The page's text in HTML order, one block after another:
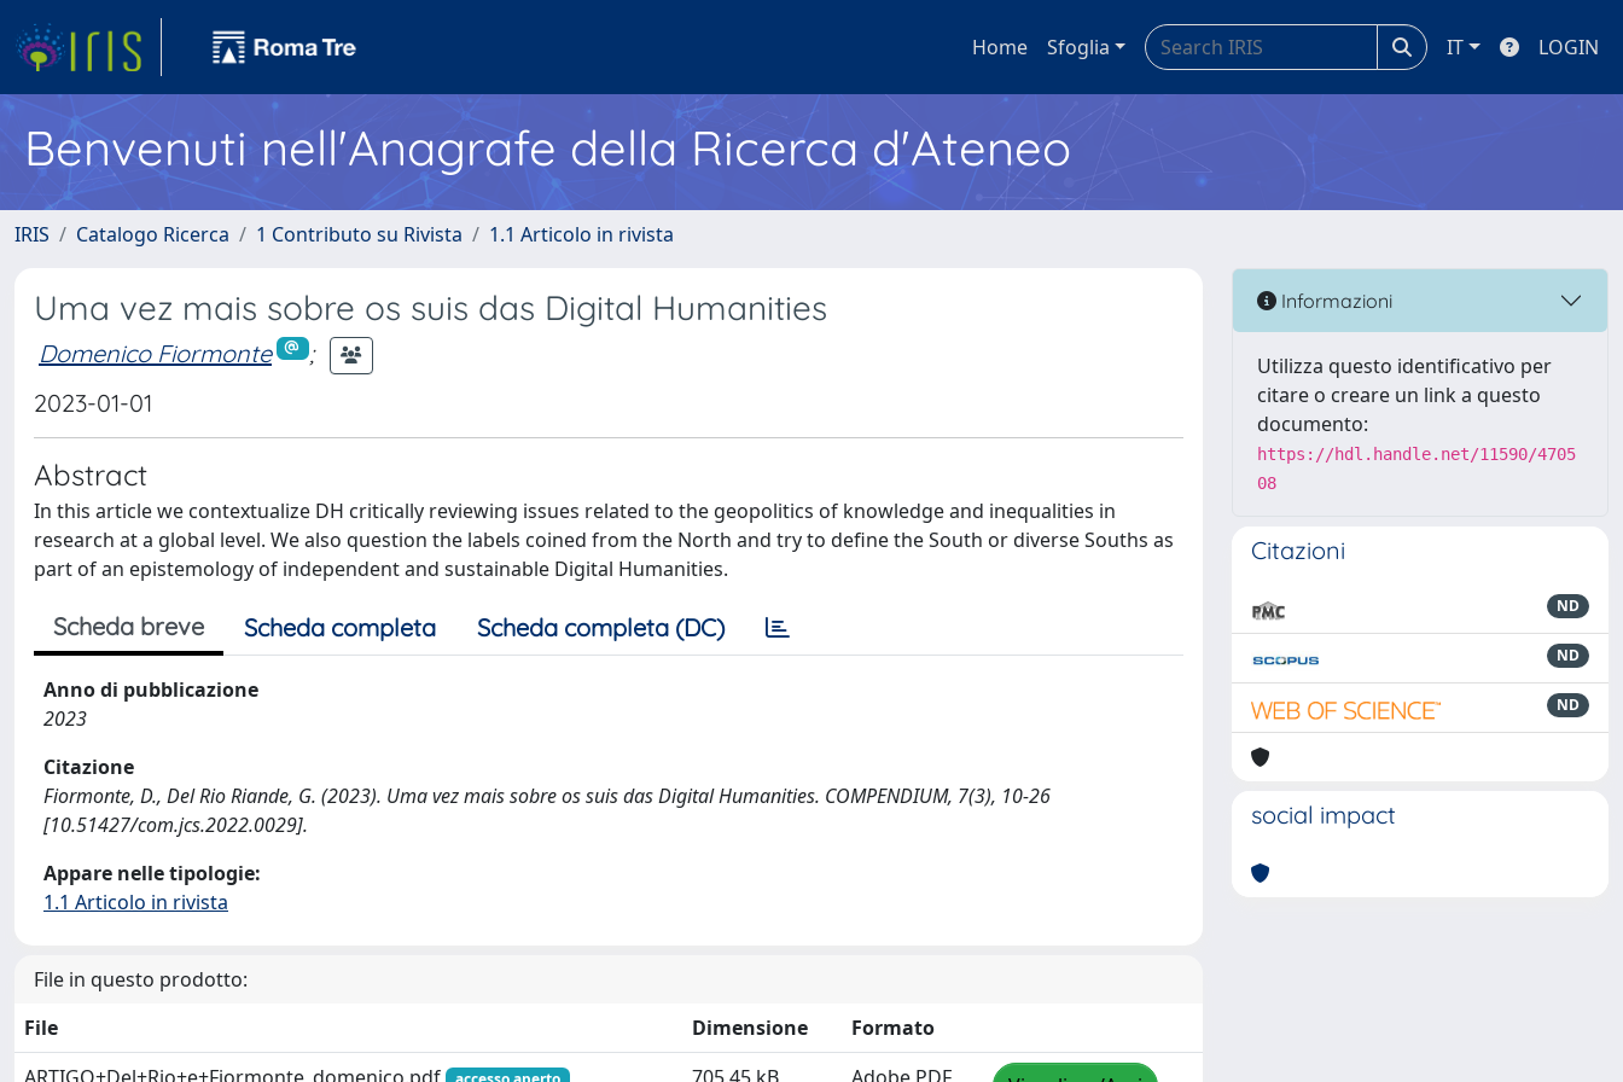
Home Sfoglia IT LOGIN
Benvenuti nell'Anagrafe della Ricerca d'Ateneo
IRIS Catalogo Ricerca 1 Contributo su Rivista 1.1 Articolo in rivista
Uma vez mais sobre os suis das Digital Humanities
Domenico Fiormonte
;
2023-01-01
Abstract
In this article we contextualize DH critically reviewing issues related to the geopolitics of knowledge and inequalities in
research at a global level. We also question the labels coined from the North and try to define the South or diverse Souths as
part of an epistemology of independent and sustainable Digital Humanities.
Scheda breve Scheda completa Scheda completa (DC)
Anno di pubblicazione
2023
Citazione
Fiormonte, D., Del Rio Riande, G. (2023). Uma vez mais sobre os suis das Digital Humanities. COMPENDIUM, 7(3), 10-26
[10.51427/com.jcs.2022.0029].
Appare nelle tipologie:
1.1 Articolo in rivista
File in questo prodotto:
File
Dimensione
Formato
Informazioni
Utilizza questo identificativo per
citare o creare un link a questo
documento:
https://hdl.handle.net/11590/4705
08
Citazioni
ND
ND
ND
social impact